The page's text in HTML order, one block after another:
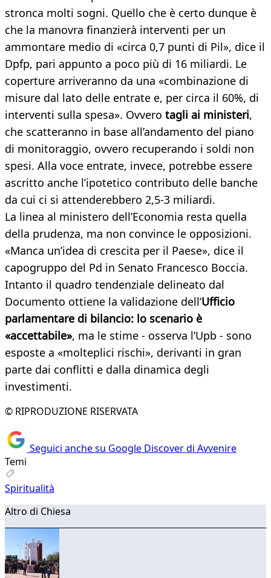
stronca molti sogni. Quello che è certo dunque è
che la manovra finanzierà interventi per un
ammontare medio di «circa 0,7 punti di Pil», dice il
Dpfp, pari appunto a poco più di 16 miliardi. Le
coperture arriveranno da una «combinazione di
misure dal lato delle entrate e, per circa il 60%, di
interventi sulla spesa». Ovvero tagli ai ministeri,
che scatteranno in base all’andamento del piano
di monitoraggio, ovvero recuperando i soldi non
spesi. Alla voce entrate, invece, potrebbe essere
ascritto anche l’ipotetico contributo delle banche
da cui ci si attenderebbero 2,5-3 miliardi.
La linea al ministero dell’Economia resta quella
della prudenza, ma non convince le opposizioni.
«Manca un’idea di crescita per il Paese», dice il
capogruppo del Pd in Senato Francesco Boccia.
Intanto il quadro tendenziale delineato dal
Documento ottiene la validazione dell’Ufficio
parlamentare di bilancio: lo scenario è
«accettabile», ma le stime - osserva l’Upb - sono
esposte a «molteplici rischi», derivanti in gran
parte dai conflitti e dalla dinamica degli
investimenti.
© RIPRODUZIONE RISERVATA
Seguici anche su Google Discover di Avvenire
Temi
Spiritualità
Altro di Chiesa